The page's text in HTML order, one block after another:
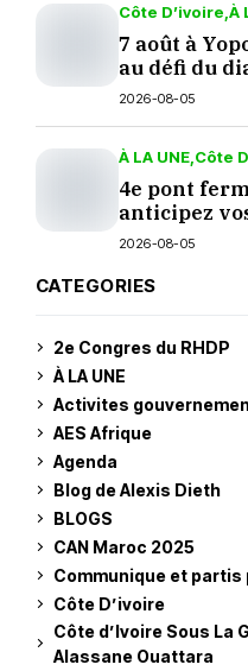
Côte D’ivoire À
7 août à
au défi du
2026-08-05
À LA UNE Côte
4e pont
anticipez
2026-08-05
CATEGORIES
2e Congres du RHDP
À LA UNE
Activites
AES Afrique
Agenda
Blog de Alexis Dieth
BLOGS
CAN Maroc 2025
Communique et partis
Côte D’ivoire
Côte d’Ivoire Sous La
Alassane Ouattara